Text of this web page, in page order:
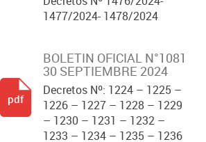
1477/2024- 1478/2024
BOLETIN OFICIAL N°1081
30 SEPTIEMBRE 2024
Decretos Nº: 1224 – 1225 –
1226 – 1227 – 1228 – 1229
– 1230 – 1231 – 1232 –
1233 – 1234 – 1235 – 1236
pdf